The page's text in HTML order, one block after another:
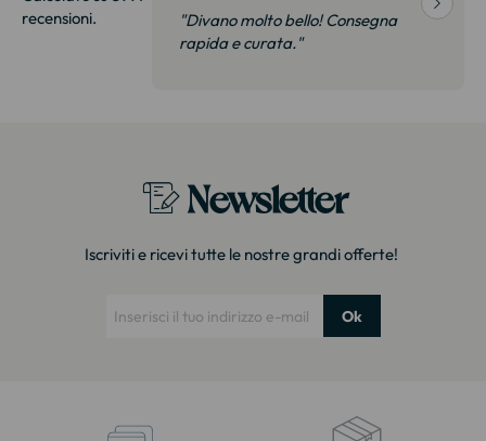
recensioni.
"Divano molto bello! Consegna
rapida e curata."
Newsletter
Iscriviti e ricevi tutte le nostre grandi offerte!
Ok